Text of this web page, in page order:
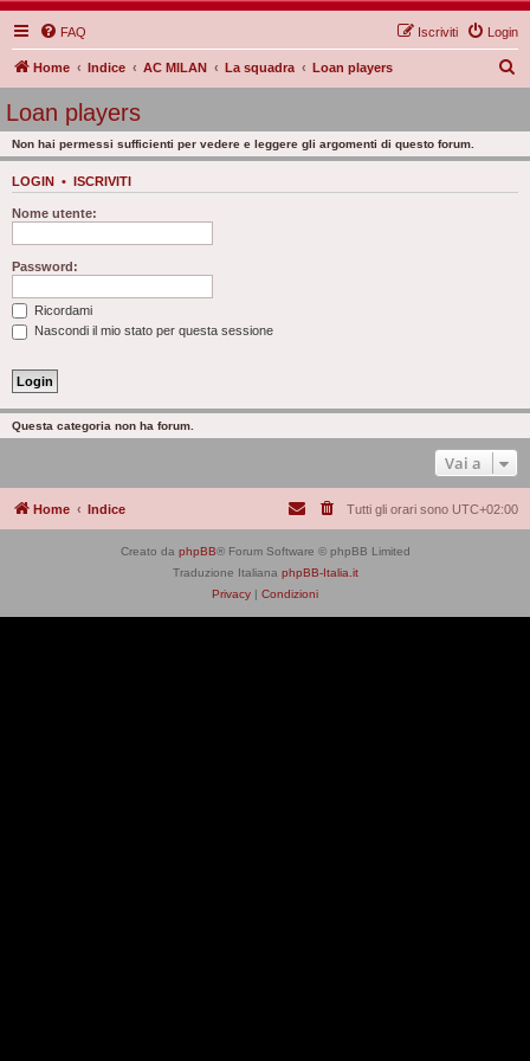
FAQ Login
Iscriviti
Home Indice AC MILAN La squadra Loan players
Loan players
Non hai permessi sufficienti per vedere e leggere gli argomenti di questo forum.
LOGIN • ISCRIVITI
Nome utente:
Password:
Ricordami
Nascondi il mio stato per questa sessione
Questa categoria non ha forum.
Vai a
Home Indice Tutti gli orari sono UTC+02:00
Creato da phpBB® Forum Software © phpBB Limited
Traduzione Italiana phpBB-Italia.it
Privacy | Condizioni